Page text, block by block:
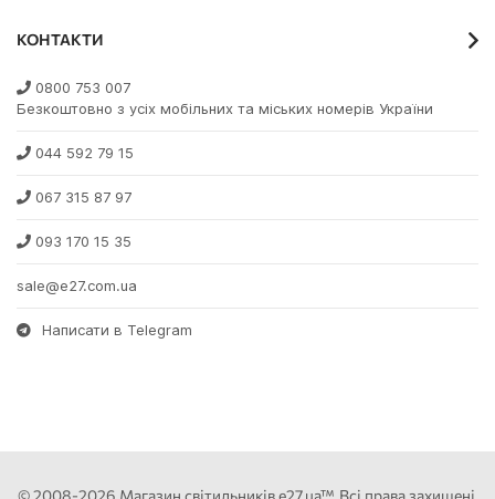
КОНТАКТИ
0800 753 007
Безкоштовно з усіх мобільних та міських номерів України
044 592 79 15
067 315 87 97
093 170 15 35
sale@e27.com.ua
Написати в Telegram
© 2008-2026 Магазин світильників e27.ua™. Всі права захищені.